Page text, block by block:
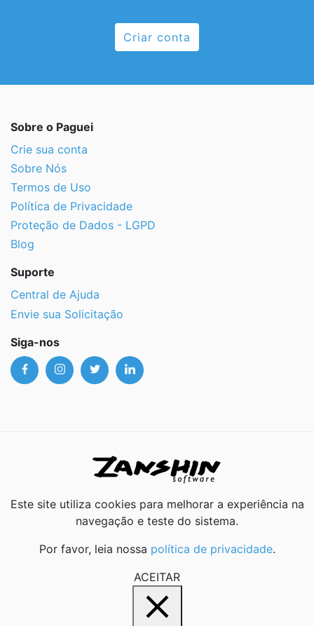
Criar conta
Sobre o Paguei
Crie sua conta
Sobre Nós
Termos de Uso
Política de Privacidade
Proteção de Dados - LGPD
Blog
Suporte
Central de Ajuda
Envie sua Solicitação
Siga-nos
Este site utiliza cookies para melhorar a experiência na
navegação e teste do sistema.
Por favor, leia nossa política de privacidade.
ACEITAR